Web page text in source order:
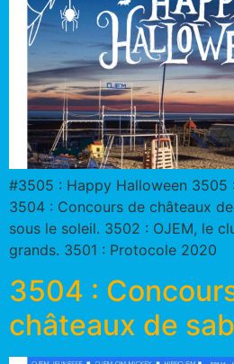
#3505 : Happy Halloween 3505
3504 : Concours de châteaux
sous le soleil. 3502 : OJEM, le
grands. 3501 : Protocole 2020
3504 :
châteaux de